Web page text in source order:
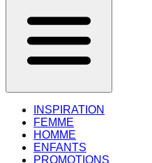
INSPIRATION
FEMME
HOMME
ENFANTS
PROMOTIONS